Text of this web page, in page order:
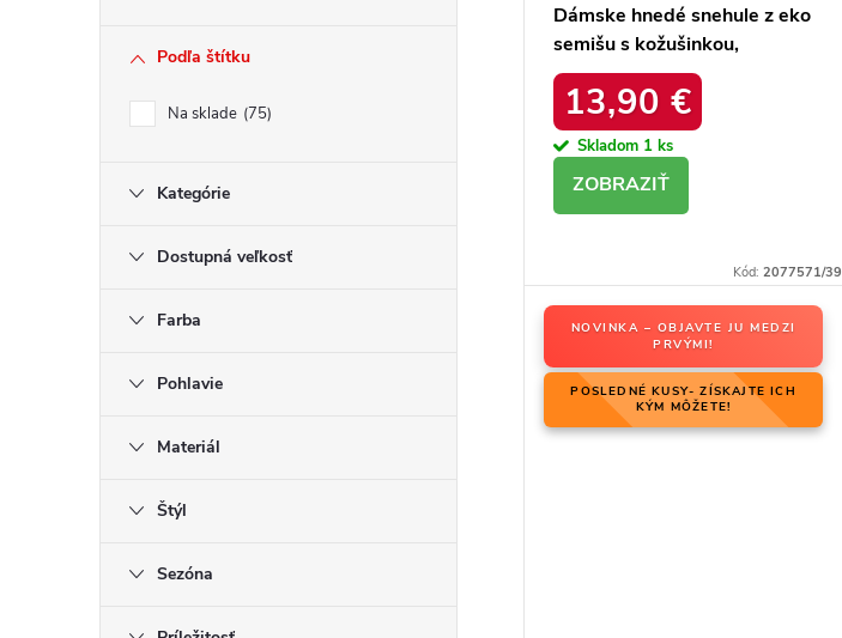
Podľa štítku
Na sklade 75
Kategórie
Dostupná veľkosť
Farba
Pohlavie
Materiál
Štýl
Sezóna
Dámske hnedé snehule z eko
semišu s kožušinkou,
platforma – 20219-4K
LEOPARD
13,90 €
Skladom 1 ks
Kód:2077571/39
NOVINKA – OBJAVTE JU MEDZI
PRVÝMI!
POSLEDNÉ KUSY- ZÍSKAJTE ICH
KÝM MÔŽETE!